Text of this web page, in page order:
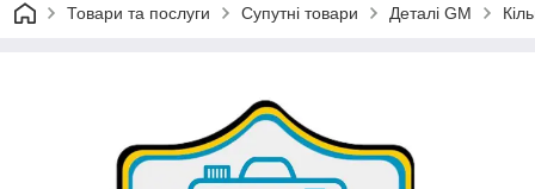
Товари та послуги Супутні товари Деталі GM